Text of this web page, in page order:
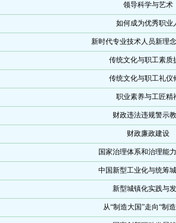
领导科学与艺术
如何成为优秀职业
新时代专业技术人员新理
传统文化与职工素质
传统文化与职工礼仪
职业素养与工匠精
财政违法违规警示
财政廉政建设
国家治理体系和治理能
中国新型工业化与统筹
新型城镇化实践与
从“制造大国”走向“制